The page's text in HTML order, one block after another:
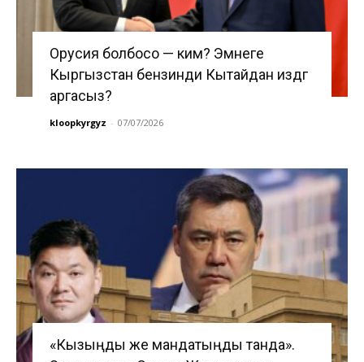
Орусия болбосо — ким? Эмнеге
Кыргызстан бензинди Кытайдан издөөгө
аргасыз?
kloopkyrgyz - 07/07/2026
«Кызыңды же мандатыңды танда».